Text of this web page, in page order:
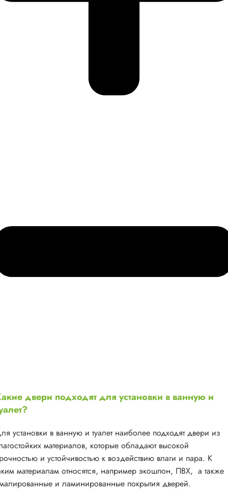
двери подходят для установки в ванную и
установки в ванную и туалет наиболее подходят двери из
материалов, которые обладают высокой
и устойчивостью к воздействию влаги и пара. К
материалам относятся, например экошпон, ПВХ, а также
и ламинированные покрытия дверей.